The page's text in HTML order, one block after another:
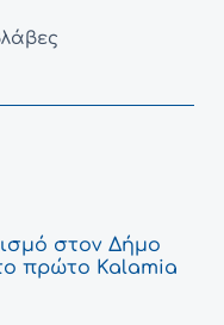
στον Δήμο
πρώτο Kalamia